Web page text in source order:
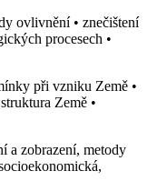
ovlivnění • znečištení
procesech •
při vzniku Země •
Země •
a zobrazení, metody